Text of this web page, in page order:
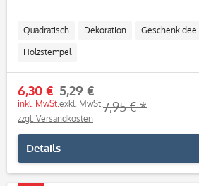
Quadratisch Dekoration Geschenkidee
Holzstempel
6,30 €
inkl. MwSt.
5,29 €
exkl. MwSt.7,95 € *
zzgl. Versandkosten
Details